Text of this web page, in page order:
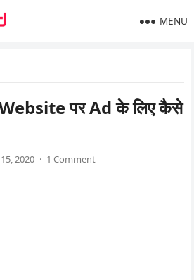
MENU
पर Ad के लिए कैसे
2020 · 1 Comment